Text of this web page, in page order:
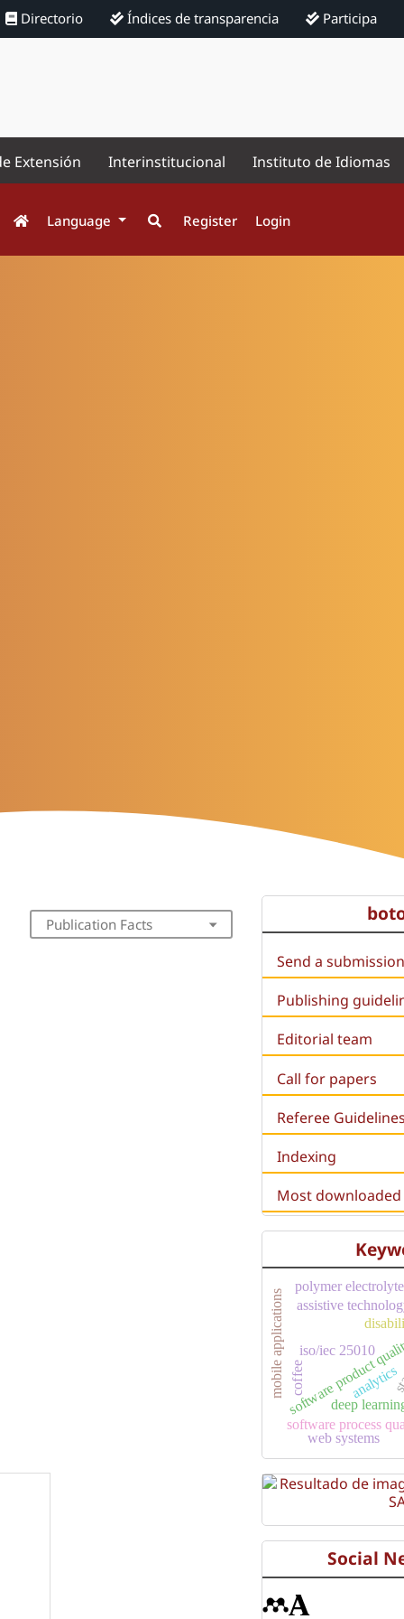
Directorio Índices de transparencia Participa
Extensión Interinstitucional Instituto de Idiomas
Language Register Login
Publication Facts
Send a
Publishing
Editorial team
Call for papers
Referee
Indexing
Most
software process
software product
iso/iec 25010
deep
web systems
mobile applications assistive
polymer
analytics
coffee
Social